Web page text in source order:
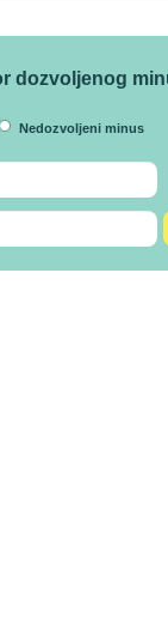
dozvoljenog
Nedozvoljeni minus